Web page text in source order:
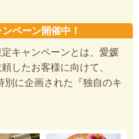
ペーン開催中！
キャンペーンとは、愛媛
したお客様に向けて、
別に企画された『独自のキ